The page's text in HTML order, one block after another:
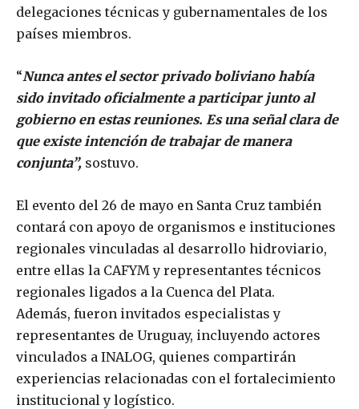
delegaciones técnicas y gubernamentales de los
países miembros.
“Nunca antes el sector privado boliviano había
sido invitado oficialmente a participar junto al
gobierno en estas reuniones. Es una señal clara de
que existe intención de trabajar de manera
conjunta”, sostuvo.
El evento del 26 de mayo en Santa Cruz también
contará con apoyo de organismos e instituciones
regionales vinculadas al desarrollo hidroviario,
entre ellas la CAFYM y representantes técnicos
regionales ligados a la Cuenca del Plata.
Además, fueron invitados especialistas y
representantes de Uruguay, incluyendo actores
vinculados a INALOG, quienes compartirán
experiencias relacionadas con el fortalecimiento
institucional y logístico.